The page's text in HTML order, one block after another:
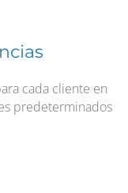
cada cliente en
predeterminados